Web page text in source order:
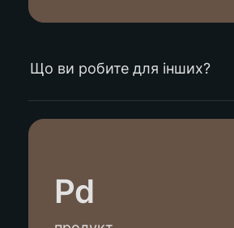
Що ви робите для інших?
Pd